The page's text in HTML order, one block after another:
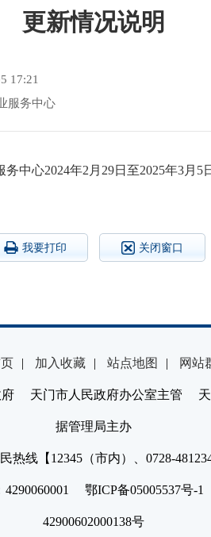
更新情况说明
17:21
服务中心
务中心2024年2月29日 至2025年3月5
我要打印 关闭窗口
| 加入收藏 | 站点地图 | 网站
府 天门市人民政府办公室主管 天
据管理局主办
热线【12345（市内）、0728-
4290060001 鄂ICP备05005537号
42900602000138号